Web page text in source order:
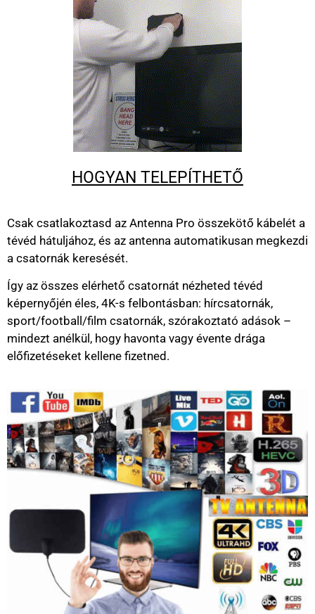
HOGYAN TELEPÍTHETŐ
Csak csatlakoztasd az Antenna Pro összekötő kábelét a
tévéd hátuljához, és az antenna automatikusan megkezdi
a csatornák keresését.
Így az összes elérhető csatornát nézheted tévéd
képernyőjén éles, 4K-s felbontásban: hírcsatornák,
sport/football/film csatornák, szórakoztató adások –
mindezt anélkül, hogy havonta vagy évente drága
előfizetéseket kellene fizetned.